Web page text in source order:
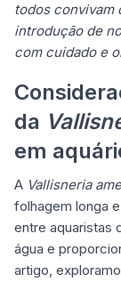
todos convivam
introdução de
com cuidado e
da
em
A Vallisneria
folhagem longa
entre aquaristas
água e
artigo,